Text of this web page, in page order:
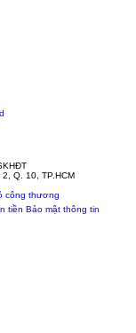
Q. 10, TP.HCM
tiền Bảo mật thông tin